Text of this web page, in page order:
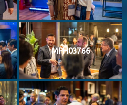
MPH03766